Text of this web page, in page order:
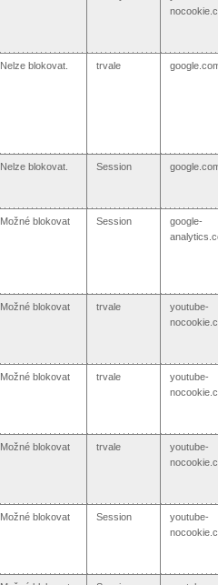
Nelze blokovat. trvale
Nelze blokovat. Session
Možné blokovat Session
google-
Možné blokovat trvale
youtube-
Možné blokovat trvale
youtube-
Možné blokovat trvale
youtube-
Možné blokovat Session
youtube-